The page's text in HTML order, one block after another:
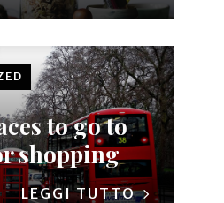
to go to
shopping
LEGGI TUTTO